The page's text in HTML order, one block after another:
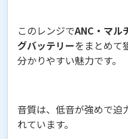
このレンジでANC・マル
グバッテリーをまとめて
分かりやすい魅力です。
音質は、低音が強めで迫
れています。